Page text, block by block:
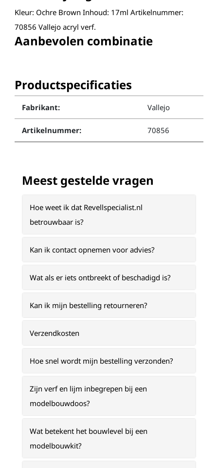
Kleur: Ochre Brown Inhoud: 17ml Artikelnummer:
70856 Vallejo acryl verf.
Aanbevolen combinatie
Productspecificaties
Fabrikant: Vallejo
Artikelnummer: 70856
Meest gestelde vragen
Hoe weet ik dat Revellspecialist.nl
betrouwbaar is?
Kan ik contact opnemen voor advies?
Wat als er iets ontbreekt of beschadigd is?
Kan ik mijn bestelling retourneren?
Verzendkosten
Hoe snel wordt mijn bestelling verzonden?
Zijn verf en lijm inbegrepen bij een
modelbouwdoos?
Wat betekent het bouwlevel bij een
modelbouwkit?